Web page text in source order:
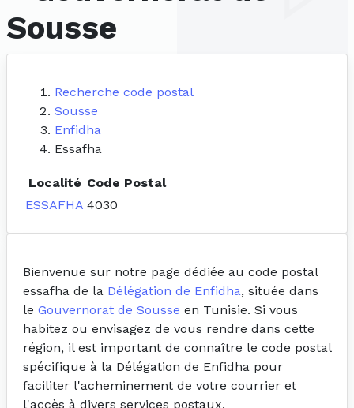
Sousse
Recherche code postal
Sousse
Enfidha
Essafha
Localité Code Postal
ESSAFHA 4030
Bienvenue sur notre page dédiée au code postal
essafha de la Délégation de Enfidha, située dans
le Gouvernorat de Sousse en Tunisie. Si vous
habitez ou envisagez de vous rendre dans cette
région, il est important de connaître le code postal
spécifique à la Délégation de Enfidha pour
faciliter l'acheminement de votre courrier et
l'accès à divers services postaux.